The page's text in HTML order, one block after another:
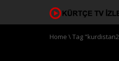
Home \Tag